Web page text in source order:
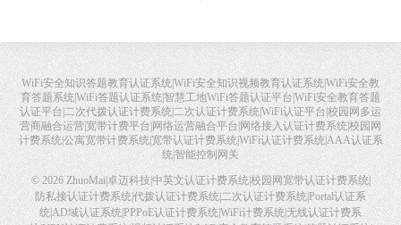
WiFi安全知识答题教育认证系统|WiFi安全知识视频教育认证系统|WiFi安全教
育答题系统|WiFi答题认证系统|智慧工地WiFi答题认证平台|WiFi安全教育答题
认证平台|二次代拨认证计费系统|二次认证计费系统|WiFi认证平台|校园网多运
营商融合运营|宽带计费平台|网络运营融合平台|网络接入认证计费系统|校园网
计费系统|公寓宽带计费系统|宽带认证计费系统|WiFi认证计费系统|AAA认证系
统|智能控制网关
© 2026ZhuoMai|卓迈科技|中英文认证计费系统|校园网宽带认证计费系统|
防私接认证计费系统|代拨认证计费系统|二次认证计费系统|Portal认证系
统|AD域认证系统|PPPoE认证计费系统|WiFi计费系统|无线认证计费系